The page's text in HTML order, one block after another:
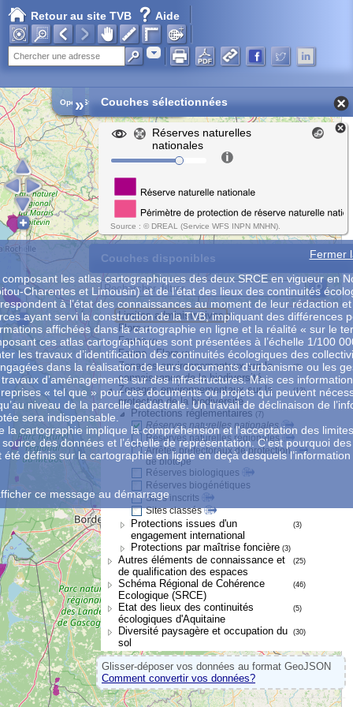
Retour au site TVB Aide
Adresse
Open Street Map
» Couches sélectionnées
Réserves naturelles
nationales
Source : © DREAL (Service WFS INPN MNHN).
Couches disponibles
Limites administratives (5)
Flore (4)
Faune (4)
Faune - Flore (4)
Zonages environnementaux sur la
connaissance de la biodiversité
(3)
Zonages environnementaux sur la
protection de la biodiversité
(13)
Protections réglementaires (7)
Réserves naturelles nationales
Réserves naturelles régionales
Arrêtés préfectoraux de protection
de biotope
Réserves biologiques
Réserves biogénétiques
Sites inscrits
Sites classés
Protections issues d'un
engagement international
(3)
Protections par maîtrise foncière (3)
Autres éléments de connaissance et
de qualification des espaces
(25)
Schéma Régional de Cohérence
Ecologique (SRCE)
(46)
Etat des lieux des continuités
écologiques d'Aquitaine
(5)
Diversité paysagère et occupation du
sol
(30)
Glisser-déposer vos données au format GeoJSON
Comment convertir vos données?
Fermer
les atlas cartographiques des deux SRCE en vigueur en
Charentes et Limousin) et de l’état des lieux des continuités
à l’état des connaissances au moment de leur rédaction
ayant servi la construction de la TVB, impliquant des différences
affichées dans la cartographie en ligne et la réalité « sur le
ces atlas cartographiques sont présentées à l’échelle 1/100
les travaux d’identification des continuités écologiques des
dans la réalisation de leurs documents d’urbanisme ou les
d’aménagements sur des infrastructures. Mais ces
« tel que » pour ces documents ou projets qui peuvent
niveau de la parcelle cadastrale. Un travail de déclinaison de
sera indispensable.
la cartographie implique la compréhension et l'acceptation des
des données et l’échelle de représentation. C’est pourquoi
définis sur la cartographie en ligne en deçà desquels l’information
ce message au démarrage